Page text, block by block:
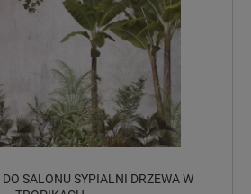
SALONU SYPIALNI DRZEWA W